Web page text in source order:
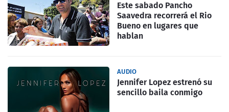
Este sabado Pancho
Saavedra recorrerá el Rio
Bueno en lugares que
hablan
AUDIO
Jennifer Lopez estrenó su
sencillo baila conmigo